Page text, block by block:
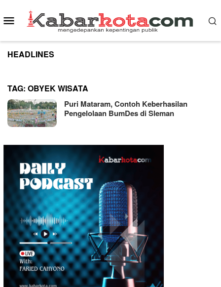
to
content
Mobile
Menu
HEADLINES
TAG: OBYEK WISATA
Puri Mataram, Contoh Keberhasilan
Pengelolaan BumDes di Sleman